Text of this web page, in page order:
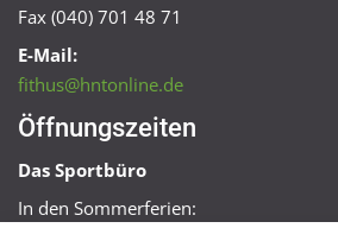
Fax (040) 701 48 71
E-Mail:
fithus@hntonline.de
Öffnungszeiten
Das Sportbüro
In den Sommerferien: